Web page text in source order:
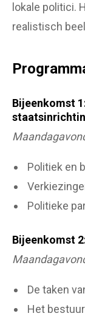
lokale politici.
realistisch
Bijeenkomst
Politiek en
Politieke
Bijeenkomst
De taken
Het